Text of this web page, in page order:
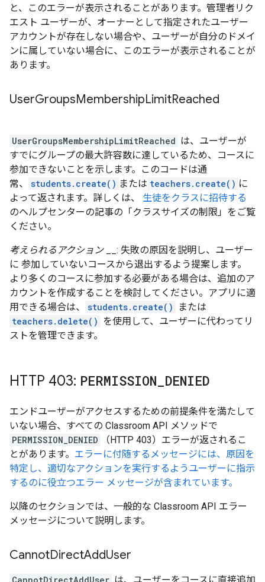
と、このエラーが表示されることがあります。管理者リク
エスト ユーザーが、オーナーとして指定されたユーザー
アカウントが存在しない場合や、ユーザーが自分のドメイ
ンに属していない場合に、このエラーが表示されることが
あります。
UserGroupsMembershipLimitReached
UserGroupsMembershipLimitReached は、ユーザーが
すでにグループの最大許容数に達しているため、コースに
参加できないことを示します。このコードは通
常、
students.create() または teachers.create() に
よって返されます。詳しくは、 生徒をクラスに招待する
のヘルプセンターの記事の「クラスサイズの制限」をご覧
ください。
考えられるアクション__: 失敗の原因を説明し、ユーザー
に 参加していないコースから退出するよう提案します。
より多くのコースに参加する必要がある場合は、追加のア
カウントを作成することを検討してください。アプリに適
用できる場合は、
students.create()
または
teachers.delete() を使用して、ユーザーに代わってリ
ストを管理できます。
HTTP 403: PERMISSION DENIED
エンドユーザーがアクセスするための前提条件を満たして
いない場合、すべての Classroom API メソッドで
PERMISSION_DENIED
（HTTP 403）エラーが返されるこ
とがあります。 エラーに付随するメッセージには、原因を
特定し、適切なアクションを実行するようユーザーに指示
するのに役立つエラー メッセージが含まれています。
以降のセクションでは、一般的な Classroom API エラー
メッセージについて説明します。
CannotDirectAddUser